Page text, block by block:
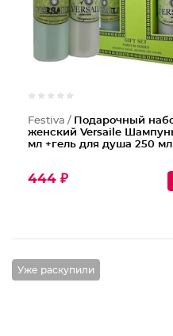
Festiva / Подарочный
женский Versaile
мл +гель для душа 250 мл
444 ₽
Уже раскупили